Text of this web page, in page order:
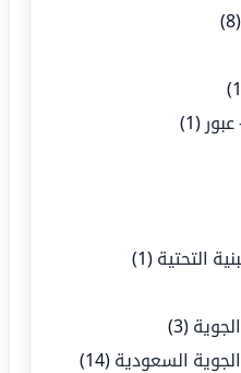
(8)
(1)
التحتية (1)
(3)
السعودية (14)